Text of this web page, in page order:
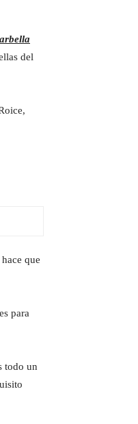
del
que
para
todo un